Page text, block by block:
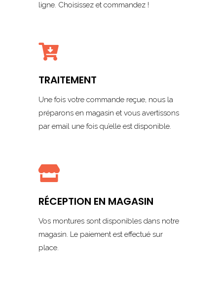
ligne. Choisissez et commandez !

TRAITEMENT
Une fois votre commande reçue, nous la
préparons en magasin et vous avertissons
par email une fois qu’elle est disponible.

RÉCEPTION EN MAGASIN
Vos montures sont disponibles dans notre
magasin. Le paiement est effectué sur
place.